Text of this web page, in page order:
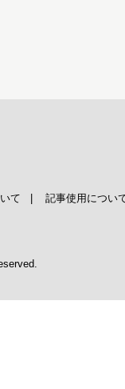
て 記事使用につい